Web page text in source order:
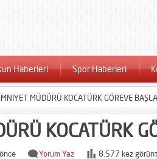
Haberleri Spor Haberleri
MÜDÜRÜ KOCATÜRK GÖREVE
KOCATÜRK
Yorum Yaz 8.577 kez